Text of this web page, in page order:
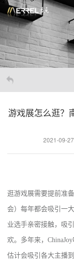
游戏展怎么逛？
2021-09-27
逛游戏展需要提前准备
会） 每年都会吸引一
业选手亲密接触，吸
欢。多年来， ChinaJoy
估计会吸引各大主播